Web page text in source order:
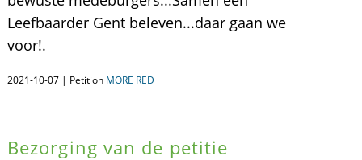
Leefbaarder Gent beleven...daar gaan we
voor!.
2021-10-07 | Petition MORE RED
Bezorging van de petitie